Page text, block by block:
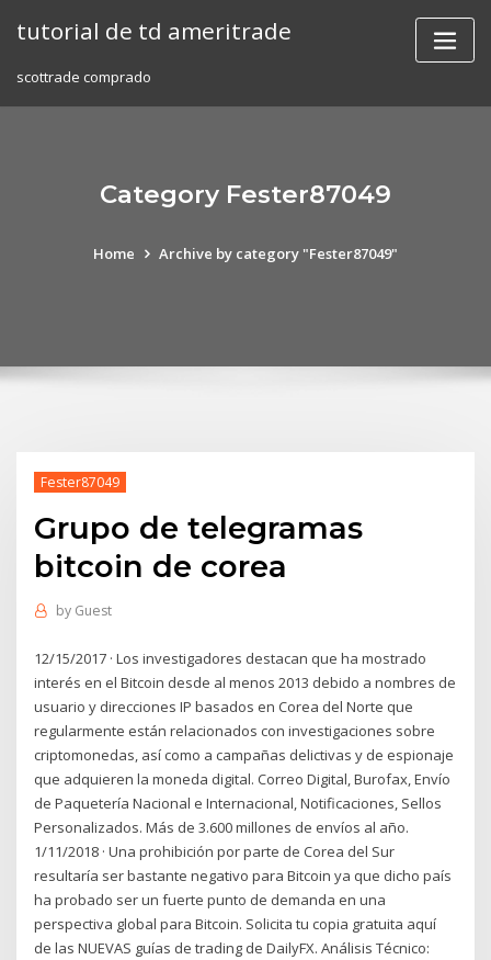
tutorial de td ameritrade
scottrade comprado
Category Fester87049
Home Archive by category "Fester87049"
Fester87049
Grupo de telegramas
bitcoin de corea
by Guest
12/15/2017 · Los investigadores destacan que ha mostrado
interés en el Bitcoin desde al menos 2013 debido a nombres de
usuario y direcciones IP basados en Corea del Norte que
regularmente están relacionados con investigaciones sobre
criptomonedas, así como a campañas delictivas y de espionaje
que adquieren la moneda digital. Correo Digital, Burofax, Envío
de Paquetería Nacional e Internacional, Notificaciones, Sellos
Personalizados. Más de 3.600 millones de envíos al año.
1/11/2018 · Una prohibición por parte de Corea del Sur
resultaría ser bastante negativo para Bitcoin ya que dicho país
ha probado ser un fuerte punto de demanda en una
perspectiva global para Bitcoin. Solicita tu copia gratuita aquí
de las NUEVAS guías de trading de DailyFX. Análisis Técnico: